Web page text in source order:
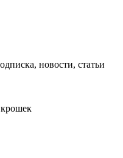
новости, статьи